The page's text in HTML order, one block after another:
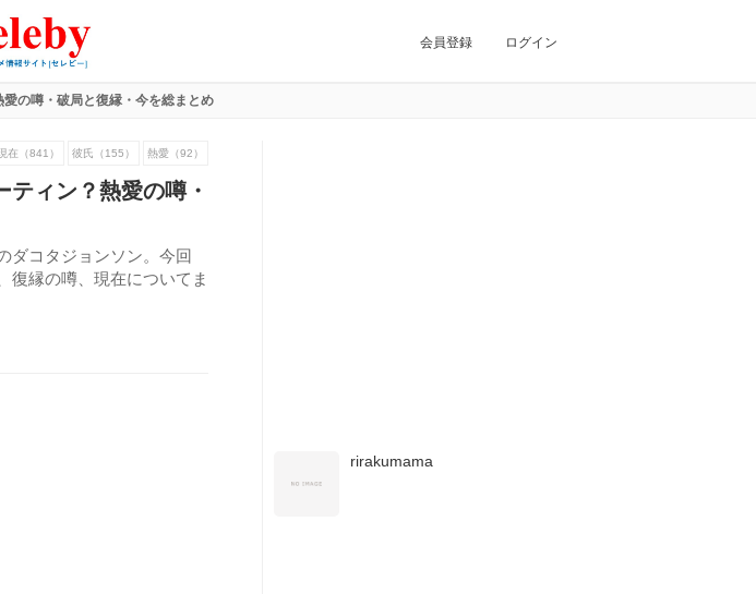
会員登録 ログイン
の噂・破局と復縁・今を総まとめ
在（841） 彼氏（155） 熱愛（92）
ィン？熱愛の噂・
ダコタジョンソン。今回
復縁の噂、現在についてま
rirakumama